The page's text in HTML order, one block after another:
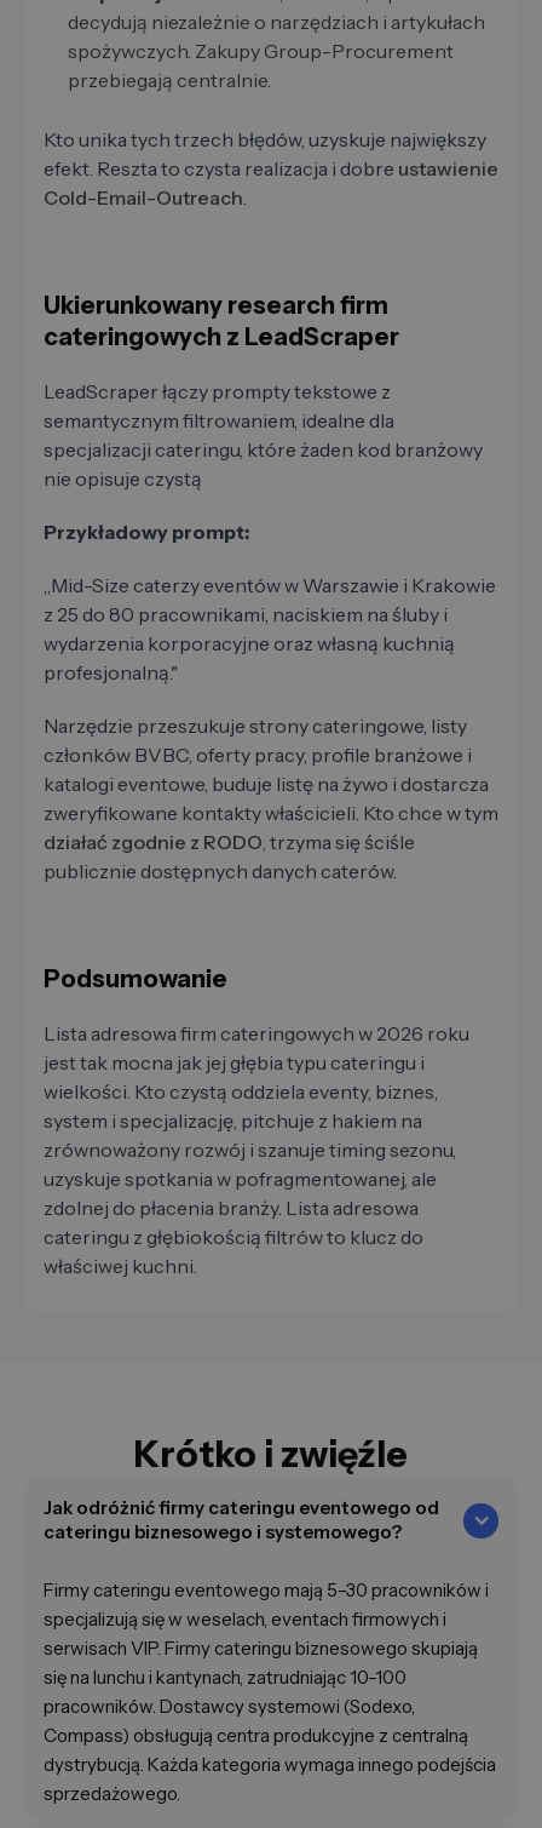
decydują niezależnie o narzędziach i artykułach
spożywczych. Zakupy Group-Procurement
przebiegają centralnie.
Kto unika tych trzech błędów, uzyskuje największy
efekt. Reszta to czysta realizacja i dobre ustawienie
Cold-Email-Outreach.
Ukierunkowany research firm
cateringowych z LeadScraper
LeadScraper łączy prompty tekstowe z
semantycznym filtrowaniem, idealne dla
specjalizacji cateringu, które żaden kod branżowy
nie opisuje czystą
Przykładowy prompt:
„Mid-Size caterzy eventów w Warszawie i Krakowie
z 25 do 80 pracownikami, naciskiem na śluby i
wydarzenia korporacyjne oraz własną kuchnią
profesjonalną."
Narzędzie przeszukuje strony cateringowe, listy
członków BVBC, oferty pracy, profile branżowe i
katalogi eventowe, buduje listę na żywo i dostarcza
zweryfikowane kontakty właścicieli. Kto chce w tym
działać zgodnie z RODO, trzyma się ściśle
publicznie dostępnych danych caterów.
Podsumowanie
Lista adresowa firm cateringowych w 2026 roku
jest tak mocna jak jej głębia typu cateringu i
wielkości. Kto czystą oddziela eventy, biznes,
system i specjalizację, pitchuje z hakiem na
zrównoważony rozwój i szanuje timing sezonu,
uzyskuje spotkania w pofragmentowanej, ale
zdolnej do płacenia branży. Lista adresowa
cateringu z głębiokością filtrów to klucz do
właściwej kuchni.
Krótko i zwięźle
Jak odróżnić firmy cateringu eventowego od
cateringu biznesowego i systemowego?
Firmy cateringu eventowego mają 5–30 pracowników i
specjalizują się w weselach, eventach firmowych i
serwisach VIP. Firmy cateringu biznesowego skupiają
się na lunchu i kantynach, zatrudniając 10–100
pracowników. Dostawcy systemowi (Sodexo,
Compass) obsługują centra produkcyjne z centralną
dystrybucją. Każda kategoria wymaga innego podejścia
sprzedażowego.